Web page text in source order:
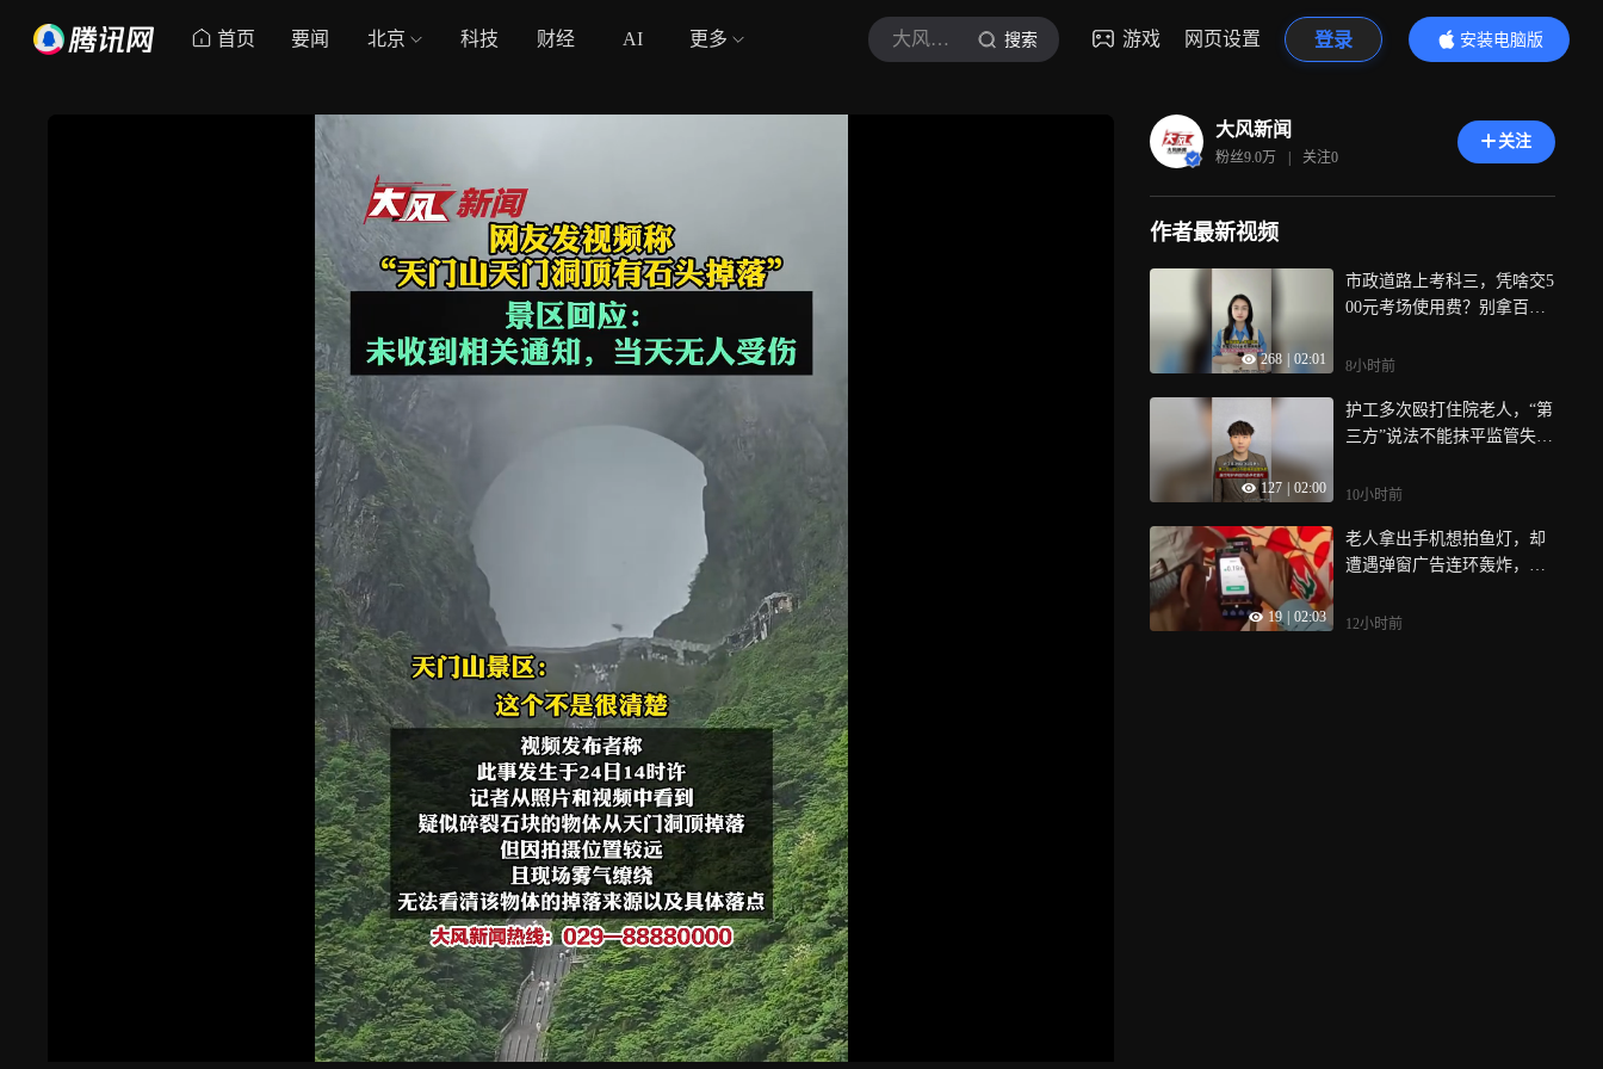
首页 要闻 北京 科技 财经 AI 更多 大风新闻 搜索 游戏 网页设置 登录
安装电脑版
内容更精彩
大风新闻
粉丝9.0万 | 关注0
关注
作者最新视频
268 02:01
市政道路上考科三，凭啥交5
00元考场使用费？别拿百姓
8小时前
127 02:00
护工多次殴打住院老人，“第
三方”说法不能抹平监管失
重托
10小时前
19 02:03
老人拿出手机想拍鱼灯，却
遭遇弹窗广告连环轰炸，别
12小时前